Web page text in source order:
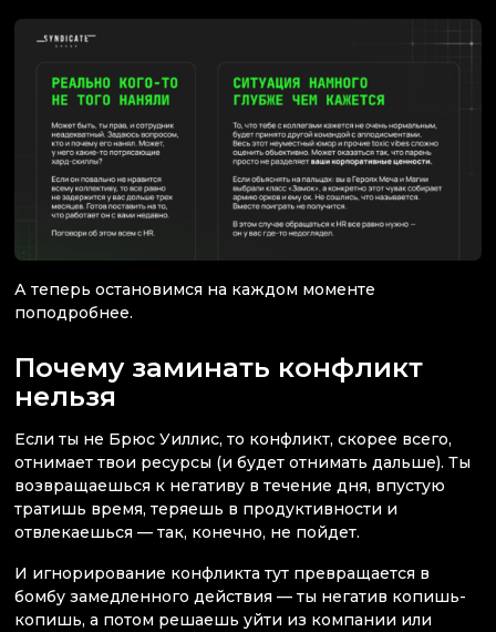
А теперь остановимся на каждом моменте
поподробнее.
Почему заминать конфликт
нельзя
Если ты не Брюс Уиллис, то конфликт, скорее всего,
отнимает твои ресурсы (и будет отнимать дальше). Ты
возвращаешься к негативу в течение дня, впустую
тратишь время, теряешь в продуктивности и
отвлекаешься — так, конечно, не пойдет.
И игнорирование конфликта тут превращается в
бомбу замедленного действия — ты негатив копишь-
копишь, а потом решаешь уйти из компании или